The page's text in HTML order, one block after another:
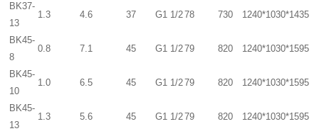
BK37-
13
1.3 4.6 37 G1 1/278 730 1240*1030*1435
BK45-
8
0.8 7.1 45 G1 1/279 820 1240*1030*1595
BK45-
10
1.0 6.5 45 G1 1/279 820 1240*1030*1595
BK45-
13
1.3 5.6 45 G1 1/279 820 1240*1030*1595